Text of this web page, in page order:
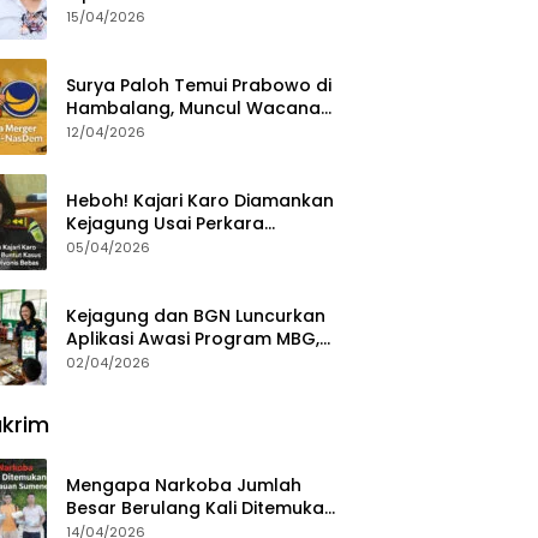
15/04/2026
Surya Paloh Temui Prabowo di
Hambalang, Muncul Wacana
Penggabungan NasDem dan
12/04/2026
Heboh! Kajari Karo Diamankan
Kejagung Usai Perkara
Videografer Divonis Bebas
05/04/2026
Kejagung dan BGN Luncurkan
Aplikasi Awasi Program MBG,
Begini Cara Lapornya
02/04/2026
Mengapa Narkoba Jumlah
Besar Berulang Kali Ditemukan
di Wilayah Kepulauan
14/04/2026